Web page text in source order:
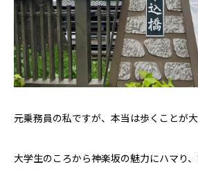
元乗務員の私ですが、本当は歩くことが大
大学生のころから神楽坂の魅力にハマり